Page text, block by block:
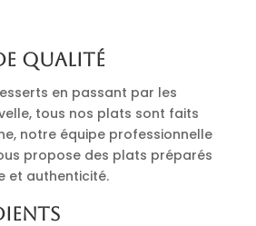
qualité
en passant par les
tous nos plats sont faits
notre équipe professionnelle
propose des plats préparés
et authenticité.